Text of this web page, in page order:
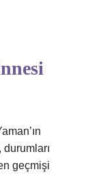
geçmişi